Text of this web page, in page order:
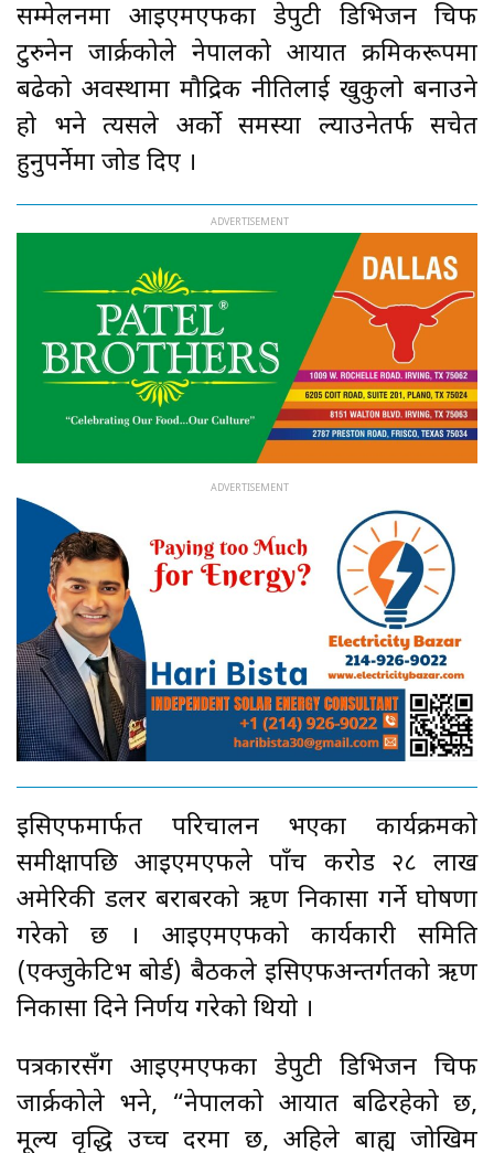
सम्मेलनमा आइएमएफका डेपुटी डिभिजन चिफ
टुरुनेन जार्क्रकोले नेपालको आयात क्रमिकरूपमा
बढेको अवस्थामा मौद्रिक नीतिलाई खुकुलो बनाउने
हो भने त्यसले अर्को समस्या ल्याउनेतर्फ सचेत
हुनुपर्नेमा जोड दिए ।
इसिएफमार्फत परिचालन भएका कार्यक्रमको
समीक्षापछि आइएमएफले पाँच करोड २८ लाख
अमेरिकी डलर बराबरको ऋण निकासा गर्ने घोषणा
गरेको छ । आइएमएफको कार्यकारी समिति
(एक्जुकेटिभ बोर्ड) बैठकले इसिएफअन्तर्गतको ऋण
निकासा दिने निर्णय गरेको थियो ।
पत्रकारसँग आइएमएफका डेपुटी डिभिजन चिफ
जार्क्रकोले भने, “नेपालको आयात बढिरहेको छ,
मूल्य वृद्धि उच्च दरमा छ, अहिले बाह्य जोखिम